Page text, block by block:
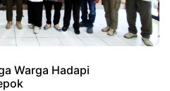
Warga Hadapi